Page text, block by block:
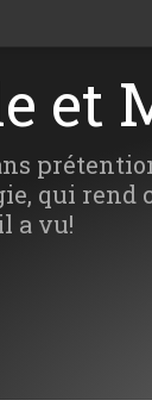
et
qui rend
a vu!